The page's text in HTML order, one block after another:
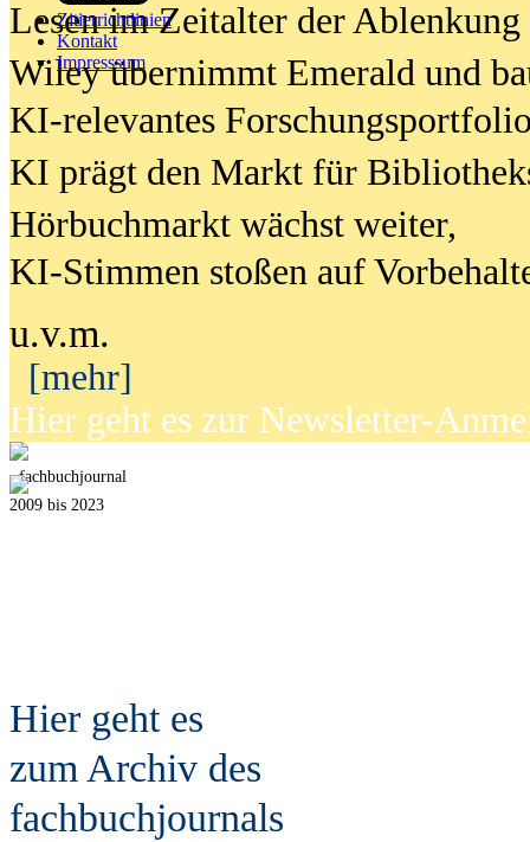
Zitierrichtlinien
Kontakt
Impresssum
Lesen im Zeitalter der Ablenkung
Wiley übernimmt Emerald und
KI-relevantes
KI prägt den Markt für
Hörbuchmarkt wächst weiter,
KI-Stimmen stoßen auf
u.v.m.
[mehr]
Hier geht es zur Newsletter-
fachbuchjournal
2009 bis 2023
Hier geht es
zum Archiv des
fachbuchjournals